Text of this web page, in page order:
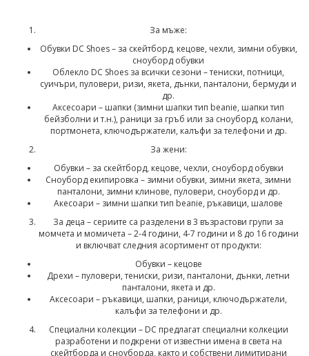
За мъже:
Обувки DC Shoes – за скейтборд, кецове, чехли, зимни обувки,
сноуборд обувки
Облекло DC Shoes за всички сезони – тениски, потници,
суичъри, пуловери, ризи, якета, дънки, панталони, бермуди и
др.
Аксесоари – шапки (зимни шапки тип beanie, шапки тип
бейзболни и т.н.), раници за гръб или за сноуборд, колани,
портмонета, ключодържатели, калъфи за телефони и др.
За жени:
Обувки – за скейтборд, кецове, чехли, сноуборд обувки
Сноуборд екипировка – зимни обувки, зимни якета, зимни
панталони, зимни клинове, пуловери, сноуборд и др.
Акесоари – зимни шапки тип beanie, ръкавици, шалове
За деца – сериите са разделени в 3 възрастови групи за
момчета и момичета – 2-4 години, 4-7 години и 8 до 16 години
и включват следния асортимент от продукти:
Обувки – кецове
Дрехи – пуловери, тениски, ризи, панталони, дънки, летни
панталони, якета и др.
Аксесоари – ръкавици, шапки, раници, ключодържатели,
калъфи за телефони и др.
Специални колекции – DC предлагат специални колкеции
разработени и подкрени от известни имена в света на
скейтборда и сноуборда, както и собствени лимитирани